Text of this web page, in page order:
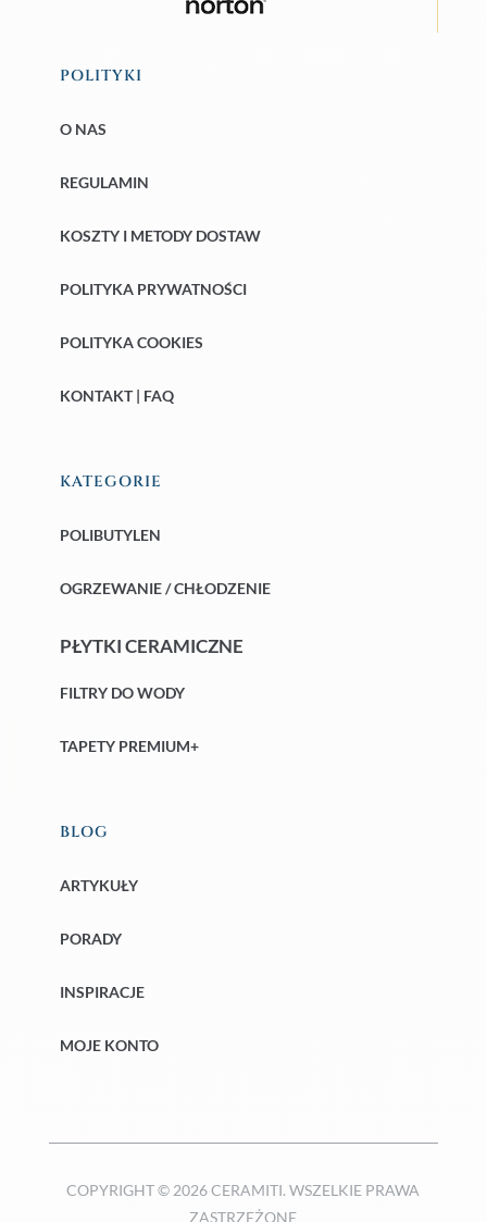
POLITYKI
O NAS
REGULAMIN
KOSZTY I METODY DOSTAW
POLITYKA PRYWATNOŚCI
POLITYKA COOKIES
KONTAKT | FAQ
KATEGORIE
POLIBUTYLEN
OGRZEWANIE / CHŁODZENIE
PŁYTKI CERAMICZNE
FILTRY DO WODY
TAPETY PREMIUM+
BLOG
ARTYKUŁY
PORADY
INSPIRACJE
MOJE KONTO
COPYRIGHT © 2026 CERAMITI. WSZELKIE PRAWA
ZASTRZEŻONE